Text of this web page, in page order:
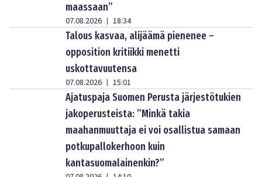
maassaan”
07.08.2026 | 18:34
Talous kasvaa, alijäämä pienenee –
opposition kritiikki menetti
uskottavuutensa
07.08.2026 | 15:01
Ajatuspaja Suomen Perusta järjestötukien
jakoperusteista: ”Minkä takia
maahanmuuttaja ei voi osallistua samaan
potkupallokerhoon kuin
kantasuomalainenkin?”